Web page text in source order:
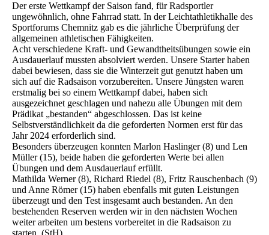
Der erste Wettkampf der Saison fand, für Radsportler
ungewöhnlich, ohne Fahrrad statt. In der Leichtathletikhalle des
Sportforums Chemnitz gab es die jährliche Überprüfung der
allgemeinen athletischen Fähigkeiten.
Acht verschiedene Kraft- und Gewandtheitsübungen sowie ein
Ausdauerlauf mussten absolviert werden. Unsere Starter haben
dabei bewiesen, dass sie die Winterzeit gut genutzt haben um
sich auf die Radsaison vorzubereiten. Unsere Jüngsten waren
erstmalig bei so einem Wettkampf dabei, haben sich
ausgezeichnet geschlagen und nahezu alle Übungen mit dem
Prädikat „bestanden“ abgeschlossen. Das ist keine
Selbstverständlichkeit da die geforderten Normen erst für das
Jahr 2024 erforderlich sind.
Besonders überzeugen konnten Marlon Haslinger (8) und Len
Müller (15), beide haben die geforderten Werte bei allen
Übungen und dem Ausdauerlauf erfüllt.
Mathilda Werner (8), Richard Riedel (8), Fritz Rauschenbach (9)
und Anne Römer (15) haben ebenfalls mit guten Leistungen
überzeugt und den Test insgesamt auch bestanden. An den
bestehenden Reserven werden wir in den nächsten Wochen
weiter arbeiten um bestens vorbereitet in die Radsaison zu